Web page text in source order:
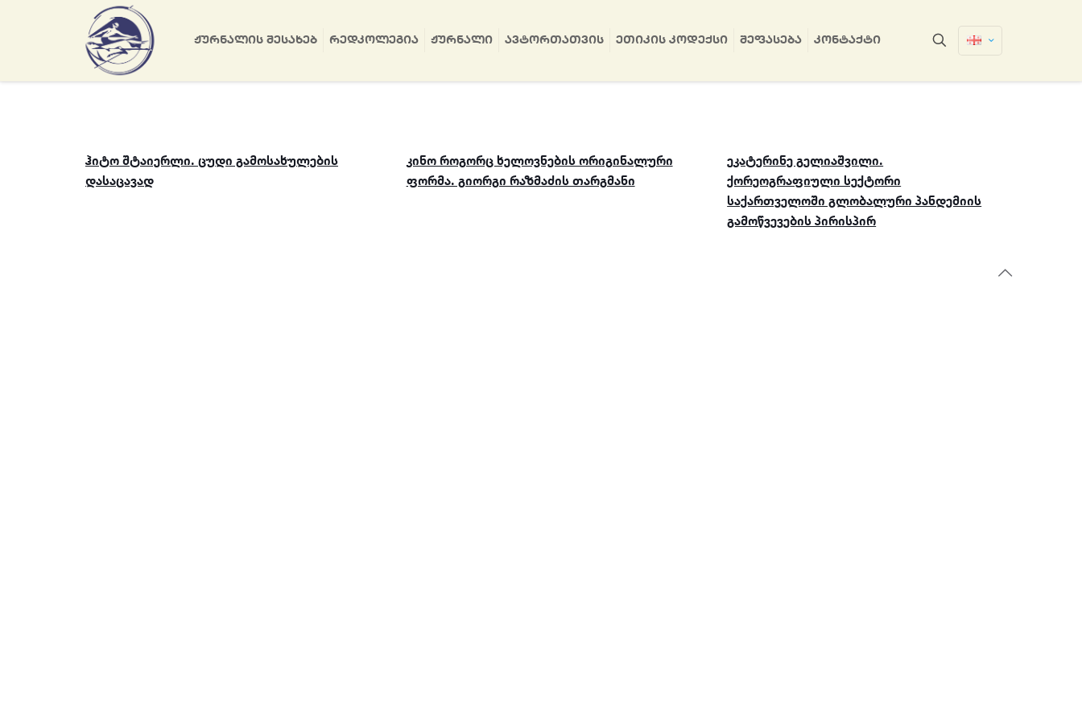
ᲟᲣᲠᲜᲐᲚᲘᲡ ᲨᲔᲡᲐᲮᲔᲑ ᲠᲔᲓᲙᲝᲚᲔᲒᲘᲐ ᲟᲣᲠᲜᲐᲚᲘ ᲐᲕᲢᲝᲠᲗᲐᲗᲕᲘᲡ ᲔᲗᲘᲙᲘᲡ ᲙᲝᲓᲔᲥᲡᲘ ᲨᲔᲤᲐᲡᲔᲑᲐ ᲙᲝᲜᲢᲐᲥᲢᲘ
ჰიტო შტაიერლი. ცუდი გამოსახულების
დასაცავად
კინო როგორც ხელოვნების ორიგინალური
ფორმა. გიორგი რაზმაძის თარგმანი
ეკატერინე გელიაშვილი.
ქორეოგრაფიული სექტორი
საქართველოში გლობალური პანდემიის
გამოწვევების პირისპირ